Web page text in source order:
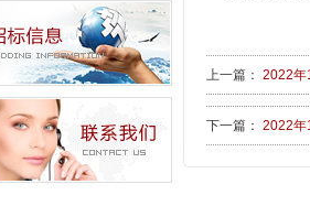
上一篇： 2022年
下一篇： 2022年